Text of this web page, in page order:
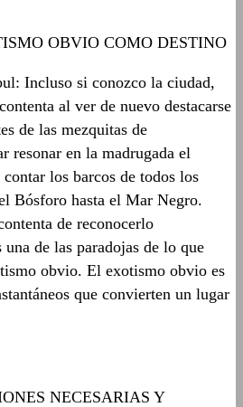
OBVIO COMO DESTINO
Incluso si conozco la ciudad,
al ver de nuevo destacarse
de las mezquitas de
resonar en la madrugada el
los barcos de todos los
Bósforo hasta el Mar Negro.
de reconocerlo
una de las paradojas de lo que
obvio. El exotismo obvio es
que convierten un lugar
NECESARIAS Y